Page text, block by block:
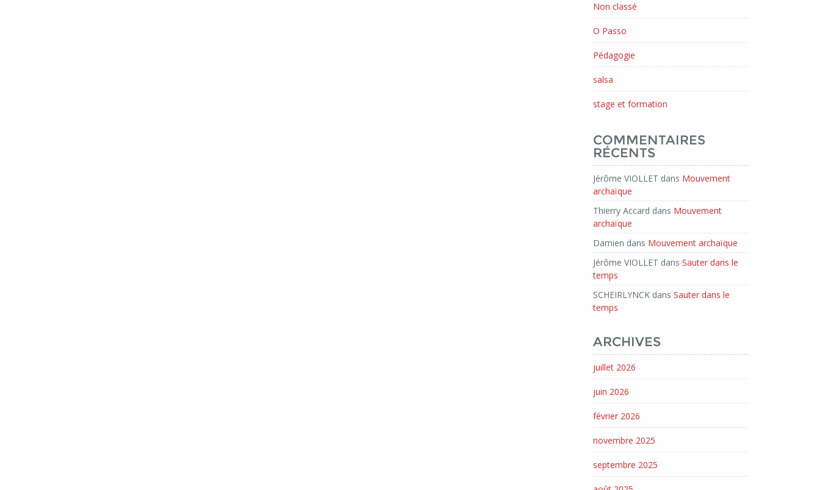
Non classé
O Passo
Pédagogie
salsa
stage et formation
COMMENTAIRES
RÉCENTS
Jérôme VIOLLET dans Mouvement
archaïque
Thierry Accard dans Mouvement
archaïque
Damien dans Mouvement archaïque
Jérôme VIOLLET dans Sauter dans le
temps
SCHEIRLYNCK dans Sauter dans le
temps
ARCHIVES
juillet 2026
juin 2026
février 2026
novembre 2025
septembre 2025